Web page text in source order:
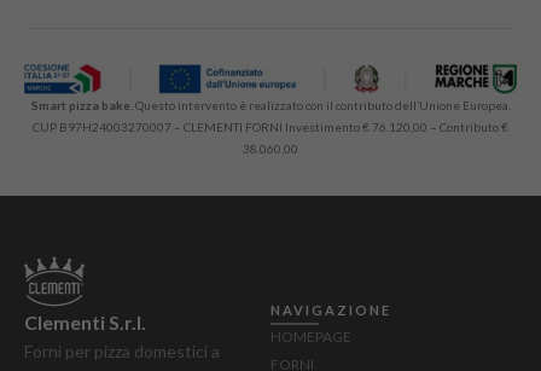
Smart pizza bake. Questo intervento è realizzato con il contributo dell’Unione Europea.
CUP B97H24003270007 – CLEMENTI FORNI Investimento € 76.120,00 – Contributo €
38.060,00
Clementi S.r.l.
Forni per pizza domestici a
NAVIGAZIONE
HOMEPAGE
FORNI